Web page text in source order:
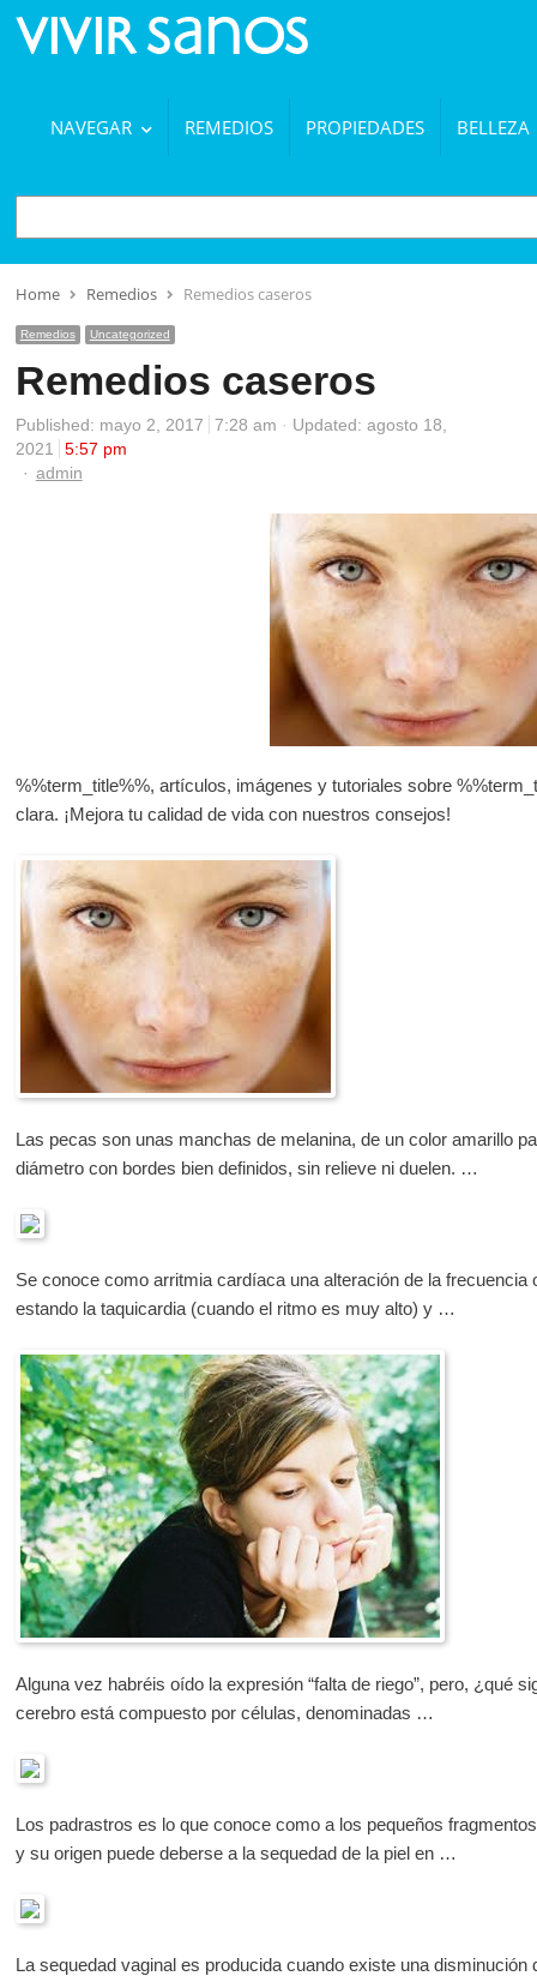
NAVEGAR REMEDIOS PROPIEDADES BELLEZA
BUSCAR
Home Remedios Remedios caseros
Remedios Uncategorized
Remedios caseros
Published: mayo 2, 2017 7:28 am
Updated: agosto 18,
2021
5:57 pm
Author
admin
%%term_title%%, artículos, imágenes y tutoriales sobre
clara. ¡Mejora tu calidad de vida con nuestros consejos!
Las pecas son unas manchas de melanina, de un color amarillo
diámetro con bordes bien definidos, sin relieve ni duelen. …
Se conoce como arritmia cardíaca una alteración de la frecuencia
estando la taquicardia (cuando el ritmo es muy alto) y …
Alguna vez habréis oído la expresión “falta de riego”, pero, ¿qué
cerebro está compuesto por células, denominadas …
Los padrastros es lo que conoce como a los pequeños
y su origen puede deberse a la sequedad de la piel en …
La sequedad vaginal es producida cuando existe una disminución